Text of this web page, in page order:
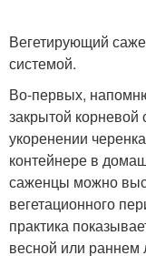
Вегетирующий
системой.
Во-первых,
закрытой
укоренении
контейнере в
саженцы можно
вегетационного
практика
весной или раннем